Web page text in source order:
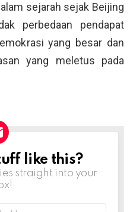
sejarah sejak Beijing
perbedaan pendapat
yang besar dan
yang meletus pada
like this?
straight into your